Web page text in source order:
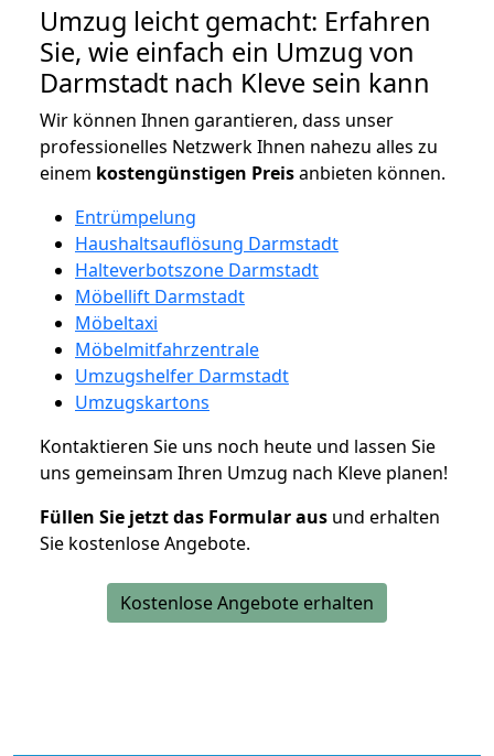
Umzug leicht gemacht: Erfahren
Sie, wie einfach ein Umzug von
Darmstadt nach Kleve sein kann
Wir können Ihnen garantieren, dass unser
professionelles Netzwerk Ihnen nahezu alles zu
einem kostengünstigen Preisanbieten können.
Entrümpelung
Haushaltsauflösung Darmstadt
Halteverbotszone Darmstadt
Möbellift Darmstadt
Möbeltaxi
Möbelmitfahrzentrale
Umzugshelfer Darmstadt
Umzugskartons
Kontaktieren Sie uns noch heute und lassen Sie
uns gemeinsam Ihren Umzug nach Kleve planen!
Füllen Sie jetzt das Formular aus und erhalten
Sie kostenlose Angebote.
Kostenlose Angebote erhalten